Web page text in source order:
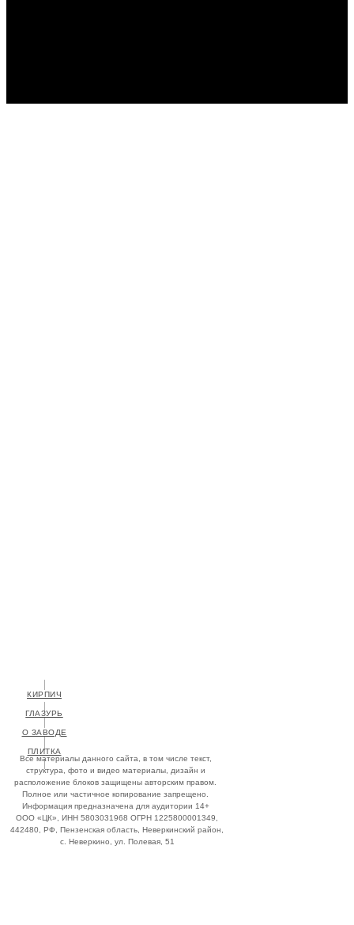
КИРПИЧ
О ЗАВОДЕ
ПЛИТКА
Все материалы данного сайта, в том числе текст,
структура, фото и видео материалы, дизайн и
расположение блоков защищены авторским правом.
Полное или частичное копирование запрещено.
Информация предназначена для аудитории 14+
ООО «ЦК», ИНН 5803031968 ОГРН 1225800001349,
442480, РФ, Пензенская область, Неверкинский район,
с. Неверкино, ул. Полевая, 51